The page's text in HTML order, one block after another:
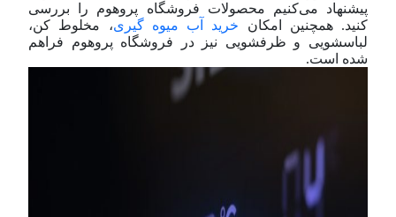
پیشنهاد می‌کنیم محصولات فروشگاه پروهوم را بررسی
کنید. همچنین امکان خرید آب میوه گیری، مخلوط کن،
لباسشویی و ظرفشویی نیز در فروشگاه پروهوم فراهم
شده است.